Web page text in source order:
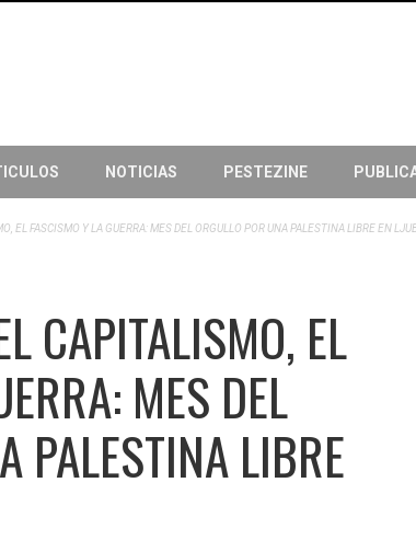
NOTICIAS PESTEZINE
EL FASCISMO Y LA GUERRA: MES DEL ORGULLO POR UNA PALESTINA LIBRE EN
CAPITALISMO, EL
MES DEL
PALESTINA LIBRE